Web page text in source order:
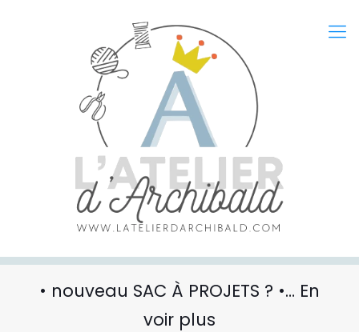
• nouveau SAC À PROJETS ? •… En
voir plus